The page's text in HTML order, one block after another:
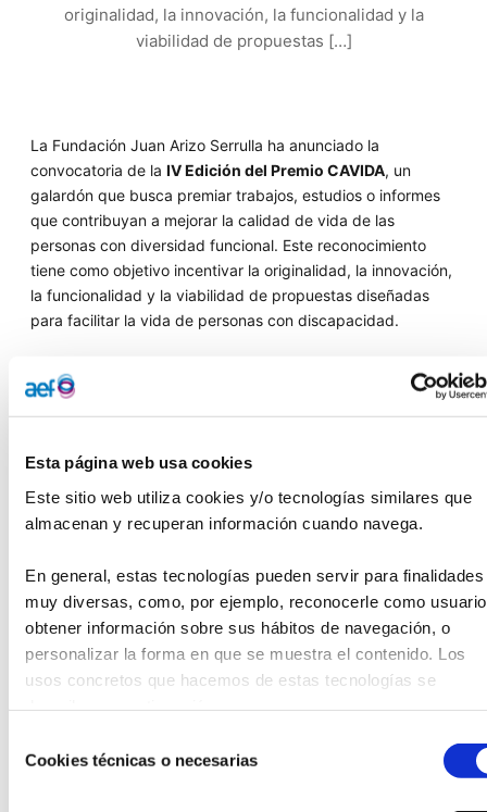
Esta página web usa cookies
Este sitio web utiliza cookies y/o tecnologías similares que
almacenan y recuperan información cuando navega.
En general, estas tecnologías pueden servir para finalidades
muy diversas, como, por ejemplo, reconocerle como
obtener información sobre sus hábitos de navegación, o
personalizar la forma en que se muestra el contenido. Los
usos concretos que hacemos de estas tecnologías se
deCookies técnicas o necesarias
originalidad, la innovación, la funcionalidad y la
viabilidad de propuestas […]
La Fundación Juan Arizo Serrulla ha anunciado la
convocatoria de la IV Edición del Premio CAVIDA, un
galardón que busca premiar trabajos, estudios o informes
que contribuyan a mejorar la calidad de vida de las
personas con diversidad funcional. Este reconocimiento
tiene como objetivo incentivar la originalidad, la innovación,
la funcionalidad y la viabilidad de propuestas diseñadas
para facilitar la vida de personas con discapacidad.
matriculados en la Universitat Politècnica de València (UPV)
durante el curso académico 2023/2024. Los trabajos que
trabajos finales de grado o máster, y tesis doctorales, así
como trabajos realizados específicamente para esta
convocatoria.
criterios:
Originalidad, Innovación y Excelencia del
Proyecto: 30%
Viabilidad de la Propuesta: 40%
El plazo de presentación de solicitudes está ya abierto